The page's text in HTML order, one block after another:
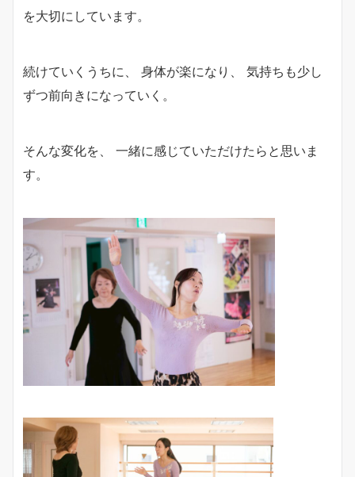
を大切にしています。
続けていくうちに、 身体が楽になり、 気持ちも少し
ずつ前向きになっていく。
そんな変化を、 一緒に感じていただけたらと思いま
す。